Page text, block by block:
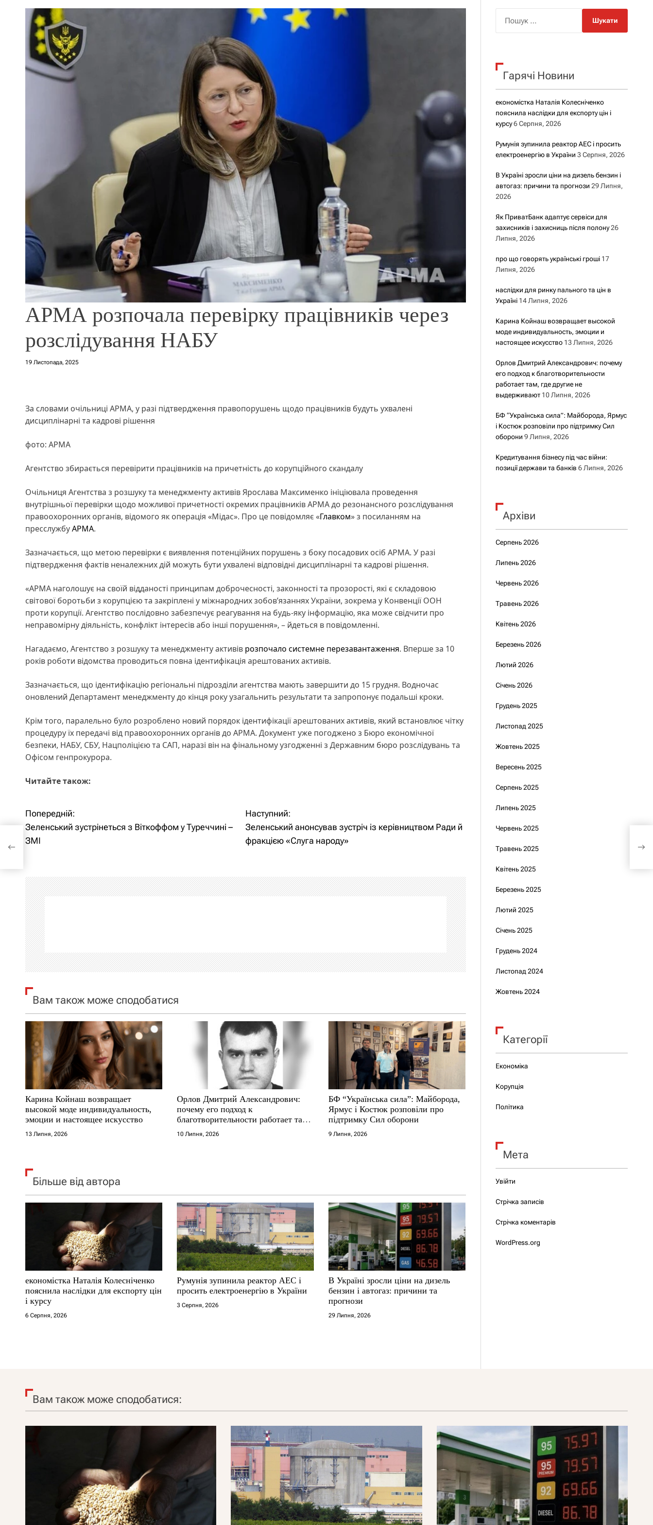
р
о
у
АРМА розпочала перевірку працівників через
розслідування НАБУ
19 Листопада, 2025
За словами очільниці АРМА, у разі підтвердження правопорушень щодо працівників будуть ухвалені
дисциплінарні та кадрові рішення
фото: АРМА
Агентство збирається перевірити працівників на причетність до корупційного скандалу
Очільниця Агентства з розшуку та менеджменту активів Ярослава Максименко ініціювала проведення
внутрішньої перевірки щодо можливої причетності окремих працівників АРМА до резонансного розслідування
правоохоронних органів, відомого як операція «Мідас». Про це повідомляє «Главком» з посиланням на
пресслужбуАРМА.
Зазначається, що метою перевірки є виявлення потенційних порушень з боку посадових осіб АРМА. У разі
підтвердження фактів неналежних дій можуть бути ухвалені відповідні дисциплінарні та кадрові рішення.
«АРМА наголошує на своїй відданості принципам доброчесності, законності та прозорості, які є складовою
світової боротьби з корупцією та закріплені у міжнародних зобов’язаннях України, зокрема у Конвенції ООН
проти корупції. Агентство послідовно забезпечує реагування на будь-яку інформацію, яка може свідчити про
неправомірну діяльність, конфлікт інтересів або інші порушення», – йдеться в повідомленні.
Нагадаємо, Агентство з розшуку та менеджменту активів розпочало системне перезавантаження. Вперше за 10
років роботи відомства проводиться повна ідентифікація арештованих активів.
Зазначається, що ідентифікацію регіональні підрозділи агентства мають завершити до 15 грудня. Водночас
оновлений Департамент менеджменту до кінця року узагальнить результати та запропонує подальші кроки.
Крім того, паралельно було розроблено новий порядок ідентифікації арештованих активів, який встановлює чітку
процедуру їх передачі від правоохоронних органів до АРМА. Документ уже погоджено з Бюро економічної
безпеки, НАБУ, СБУ, Нацполіцією та САП, наразі він на фінальному узгодженні з Державним бюро розслідувань та
Офісом генпрокурора.
Читайте також:
Н
а
і
г
а
ц
і
я
а
п
и
с
і
в
Попередній:
Зеленський зустрінеться з Віткоффом у Туреччині –
ЗМІ
Наступний:
Зеленський анонсував зустріч із керівництвом Ради й
фракцією «Слуга народу»
Вам також може сподобатися
Карина Койнаш возвращает
высокой моде индивидуальность,
эмоции и настоящее искусство
13 Липня, 2026
Орлов Дмитрий Александрович:
почему его подход к
благотворительности работает там,
где другие не выдерживают
10 Липня, 2026
БФ “Українська сила”: Майборода,
Ярмус і Костюк розповіли про
підтримку Сил оборони
9 Липня, 2026
Більше від автора
економістка Наталія Колесніченко
пояснила наслідки для експорту цін
і курсу
6 Серпня, 2026
Румунія зупинила реактор АЕС і
просить електроенергію в України
3 Серпня, 2026
В Україні зросли ціни на дизель
бензин і автогаз: причини та
прогнози
29 Липня, 2026
к
Гарячі Новини
економістка Наталія Колесніченко
пояснила наслідки для експорту цін і
курсу 6 Серпня, 2026
Румунія зупинила реактор АЕС і просить
електроенергію в України 3 Серпня, 2026
В Україні зросли ціни на дизель бензин і
автогаз: причини та прогнози 29 Липня,
2026
Як ПриватБанк адаптує сервіси для
захисників і захисниць після полону 26
Липня, 2026
про що говорять українські гроші 17
Липня, 2026
наслідки для ринку пального та цін в
Україні 14 Липня, 2026
Карина Койнаш возвращает высокой
моде индивидуальность, эмоции и
настоящее искусство 13 Липня, 2026
Орлов Дмитрий Александрович: почему
его подход к благотворительности
работает там, где другие не
выдерживают 10 Липня, 2026
БФ “Українська сила”: Майборода, Ярмус
і Костюк розповіли про підтримку Сил
оборони 9 Липня, 2026
Кредитування бізнесу під час війни:
позиції держави та банків 6 Липня, 2026
Архіви
Серпень 2026
Липень 2026
Червень 2026
Травень 2026
Квітень 2026
Березень 2026
Лютий 2026
Січень 2026
Грудень 2025
Листопад 2025
Жовтень 2025
Вересень 2025
Серпень 2025
Липень 2025
Червень 2025
Травень 2025
Квітень 2025
Березень 2025
Лютий 2025
Січень 2025
Грудень 2024
Листопад 2024
Жовтень 2024
Категорії
Економіка
Корупція
Політика
Мета
Увійти
Стрічка записів
Стрічка коментарів
WordPress.org
Вам також може сподобатися: